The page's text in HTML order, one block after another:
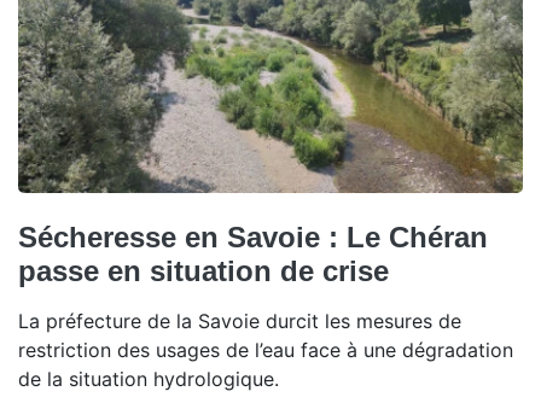
Sécheresse en Savoie : Le Chéran
passe en situation de crise
La préfecture de la Savoie durcit les mesures de
restriction des usages de l’eau face à une dégradation
de la situation hydrologique.